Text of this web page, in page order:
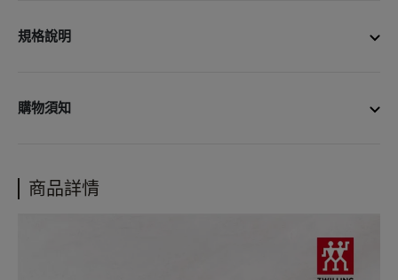
規格說明
商品尺寸：直徑16cm(不含手柄)
內容物：瀝水籃S號x1+多用盆S號x1
購物須知
• 更多購物資訊，請參閱以下說明
購物說明
商品詳情